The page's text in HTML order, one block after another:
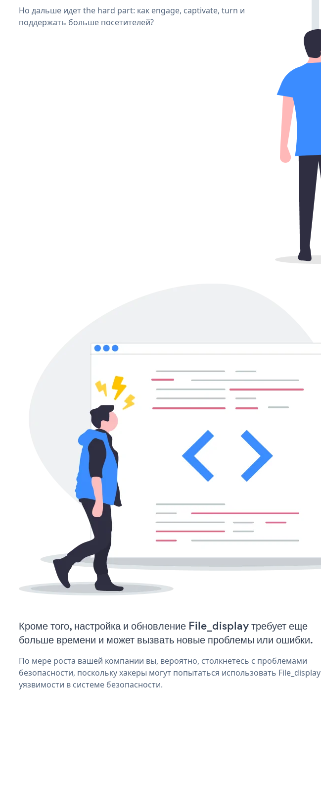
Но дальше идет the hard part: как engage, captivate, turn и
поддержать больше посетителей?
Кроме того, настройка и обновление File_display требует еще
больше времени и может вызвать новые проблемы или ошибки.
По мере роста вашей компании вы, вероятно, столкнетесь с проблемами
безопасности, поскольку хакеры могут попытаться использовать File_display
уязвимости в системе безопасности.